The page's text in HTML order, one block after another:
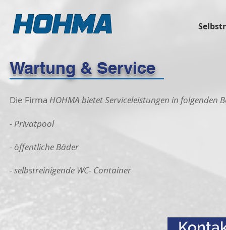
Wartung & Service
Die Firma HOHMA bietet Serviceleistungen in folgenden
- Privatpool
- öffentliche Bäder
- selbstreinigende WC- Container